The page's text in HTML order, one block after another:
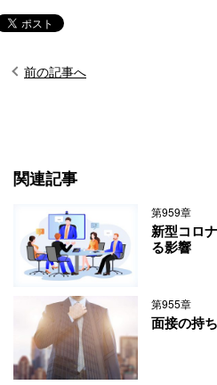
前の記事へ
関連記事
第959章
新型コロ
る影響
第955章
面接の持